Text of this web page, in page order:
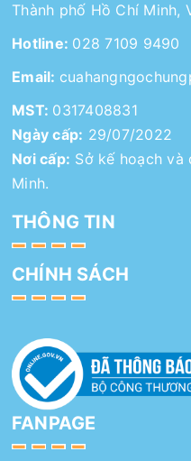
Thành phố Hồ Chí Minh,
Hotline: 028 7109 9490
Email:
MST: 0317408831
Ngày cấp: 29/07/2022
Nơi cấp: Sở kế hoạch và
Minh.
THÔNG TIN
CHÍNH SÁCH
FANPAGE